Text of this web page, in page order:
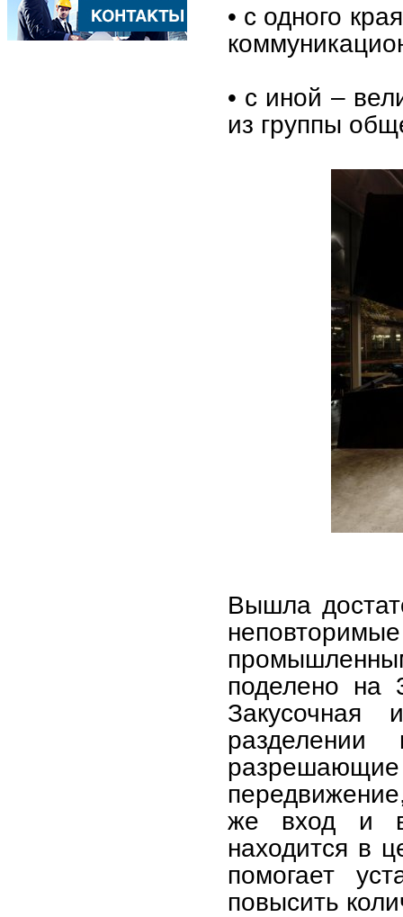
• с одного
• с иной –
из группы
Вышла
поделено на
Закусочная
разделении
разрешающие
же вход и
находится в
помогает
повысить